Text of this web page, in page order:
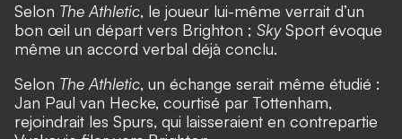
Selon The Athletic, le joueur lui-même verrait d’un
bon œil un départ vers Brighton ; SkySport évoque
même un accord verbal déjà conclu.
Selon The Athletic, un échange serait même étudié :
Jan Paul van Hecke, courtisé par Tottenham,
rejoindrait les Spurs, qui laisseraient en contrepartie